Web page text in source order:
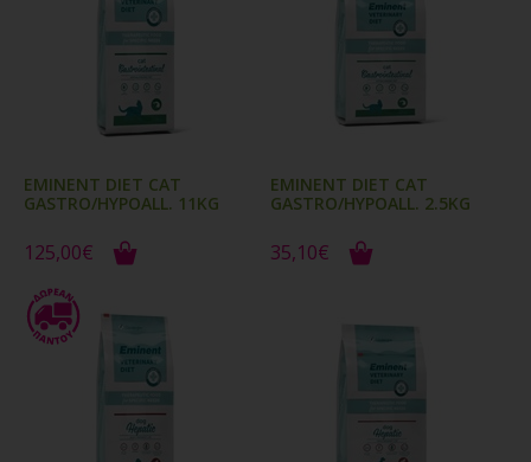
EMINENT DIET CAT
GASTRO/HYPOALL. 11KG
125,00€
EMINENT DIET CAT
GASTRO/HYPOALL. 2.5KG
35,10€